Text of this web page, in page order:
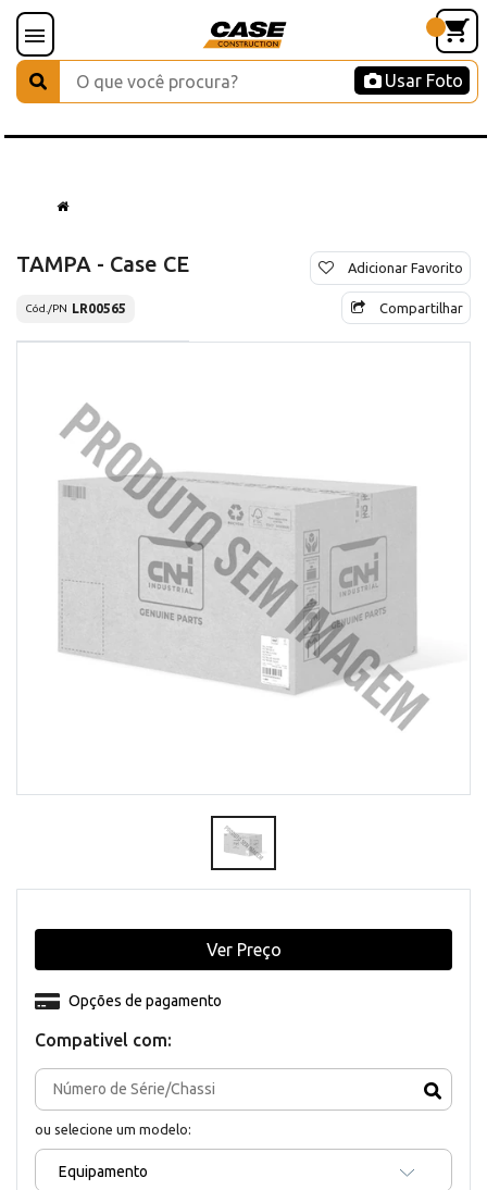
Usar Foto
TAMPA - Case CE
Cód./PN LR00565
Adicionar Favorito
Compartilhar
Compativel com:
ou selecione um modelo:
Equipamento
Opções de pagamento
Ver Preço